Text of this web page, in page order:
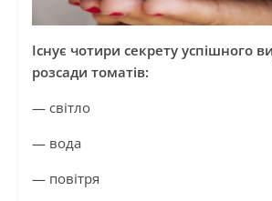
Існує чотири секрету успішного
розсади томатів:
— світло
— вода
— повітря